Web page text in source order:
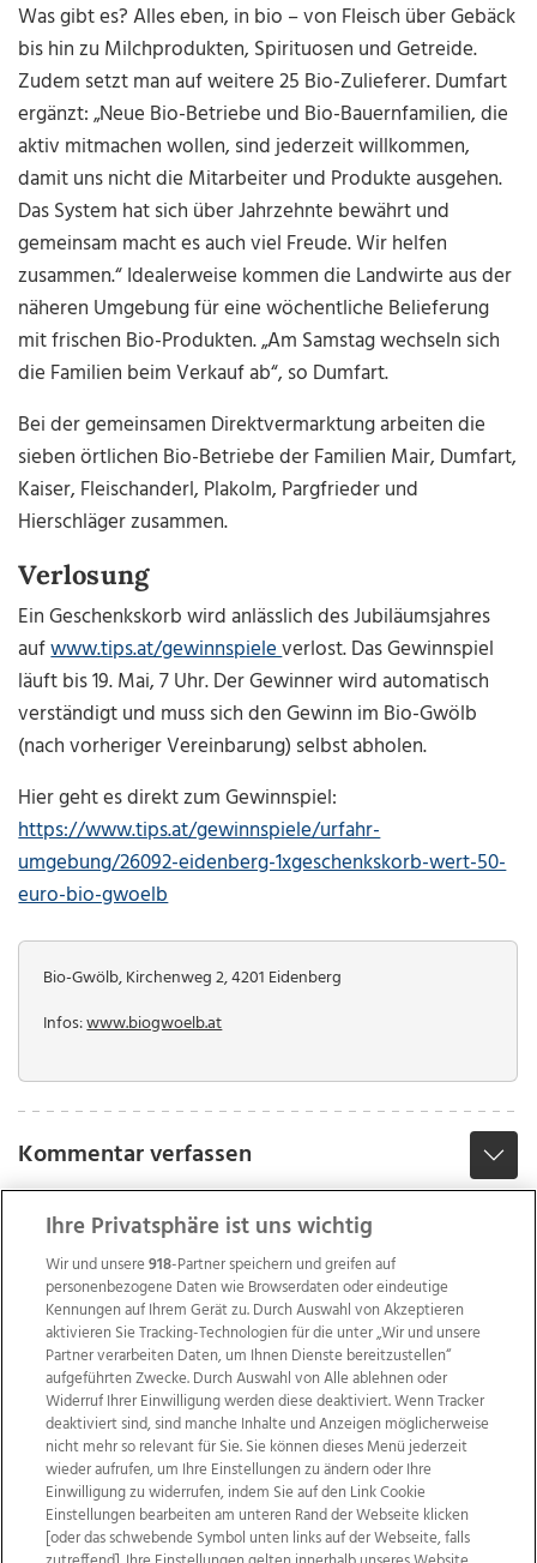
Was gibt es? Alles eben, in bio – von Fleisch über Gebäck
bis hin zu Milchprodukten, Spirituosen und Getreide.
Zudem setzt man auf weitere 25 Bio-Zulieferer. Dumfart
ergänzt: „Neue Bio-Betriebe und Bio-Bauernfamilien, die
aktiv mitmachen wollen, sind jederzeit willkommen,
damit uns nicht die Mitarbeiter und Produkte ausgehen.
Das System hat sich über Jahrzehnte bewährt und
gemeinsam macht es auch viel Freude.Wir helfen
zusammen.“ Idealerweise kommen die Landwirte aus der
näheren Umgebung für eine wöchentliche Belieferung
mit frischen Bio-Produkten. „Am Samstag wechseln sich
die Familien beim Verkauf ab“, so Dumfart.
Bei der gemeinsamen Direktvermarktung arbeiten die
sieben örtlichen Bio-Betriebe der Familien Mair, Dumfart,
Kaiser, Fleischanderl, Plakolm, Pargfrieder und
Hierschläger zusammen.
Verlosung
Ein Geschenkskorb wird anlässlich des Jubiläumsjahres
aufwww.tips.at/gewinnspieleverlost. Das Gewinnspiel
läuft bis 19. Mai, 7 Uhr. Der Gewinner wird automatisch
verständigt und muss sich den Gewinn im Bio-Gwölb
(nach vorheriger Vereinbarung) selbst abholen.
Hier geht es direkt zum Gewinnspiel:
https://www.tips.at/gewinnspiele/urfahr-
umgebung/26092-eidenberg-1xgeschenkskorb-wert-50-
euro-bio-gwoelb
Bio-Gwölb, Kirchenweg 2, 4201 Eidenberg
Infos:www.biogwoelb.at
Kommentar verfassen
Wir über uns Mediadaten Kontakt
Jobs
Ihre Privatsphäre ist uns wichtig
Wir und unsere918-Partner speichern und greifen auf
personenbezogene Daten wie Browserdaten oder eindeutige
Kennungen auf Ihrem Gerät zu. Durch Auswahl von Akzeptieren
aktivieren Sie Tracking-Technologien für die unter „Wir und unsere
Partner verarbeiten Daten, um Ihnen Dienste bereitzustellen“
aufgeführten Zwecke. Durch Auswahl von Alle ablehnen oder
Widerruf Ihrer Einwilligung werden diese deaktiviert. Wenn Tracker
deaktiviert sind, sind manche Inhalte und Anzeigen möglicherweise
nicht mehr so relevant für Sie. Sie können dieses Menü jederzeit
wieder aufrufen, um Ihre Einstellungen zu ändern oder Ihre
Einwilligung zu widerrufen, indem Sie auf den Link Cookie
Einstellungen bearbeiten am unteren Rand der Webseite klicken
[oder das schwebende Symbol unten links auf der Webseite, falls